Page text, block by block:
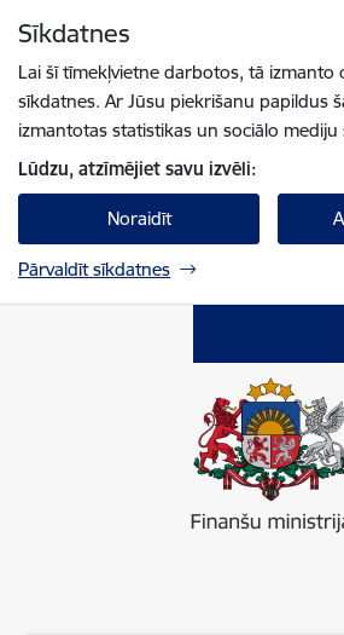
Sīkdatnes
Lai šī tīmekļvietne darbotos, tā izmanto
sīkdatnes. Ar Jūsu piekrišanu papildus
izmantotas statistikas un sociālo mediju
Lūdzu, atzīmējiet savu izvēli:
Noraidīt
Pārvaldīt sīkdatnes